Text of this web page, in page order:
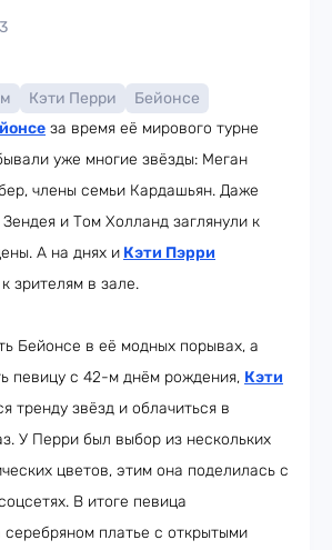
Кэти Перри
Бейонсе
за время её мирового турне
уже многие звёзды: Меган
члены семьи Кардашьян. Даже
и Том Холланд заглянули к
А на днях и Кэти Пэрри
зрителям в зале.
Бейонсе в её модных порывах, а
певицу с 42-м днём рождения, Кэти
тренду звёзд и облачиться в
У Перри был выбор из нескольких
цветов, этим она поделилась с
В итоге певица
серебряном платье с открытыми